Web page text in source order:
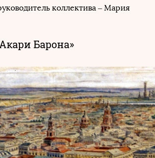
коллектива – Мария
Барона»